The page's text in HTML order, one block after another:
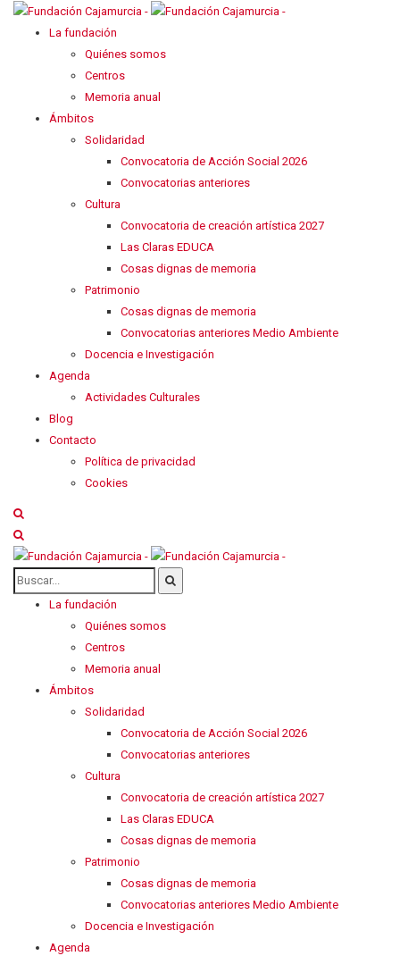
La fundación
Quiénes somos
Centros
Memoria anual
Ámbitos
Solidaridad
Convocatoria de Acción Social 2026
Convocatorias anteriores
Cultura
Convocatoria de creación artística 2027
Las Claras EDUCA
Cosas dignas de memoria
Patrimonio
Cosas dignas de memoria
Convocatorias anteriores Medio Ambiente
Docencia e Investigación
Agenda
Actividades Culturales
Blog
Contacto
Política de privacidad
Cookies
La fundación
Quiénes somos
Centros
Memoria anual
Ámbitos
Solidaridad
Convocatoria de Acción Social 2026
Convocatorias anteriores
Cultura
Convocatoria de creación artística 2027
Las Claras EDUCA
Cosas dignas de memoria
Patrimonio
Cosas dignas de memoria
Convocatorias anteriores Medio Ambiente
Docencia e Investigación
Agenda